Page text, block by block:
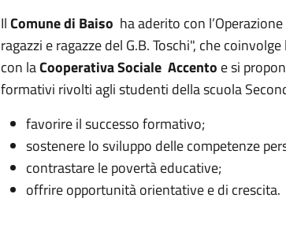
IlComune di Baiso ha aderito con
ragazzi e ragazze del G.B. Toschi", che
con laCooperativa Sociale Accento e si
formativi rivolti agli studenti della scuola
favorire il successo formativo;
sostenere lo sviluppo delle competenze
contrastare le povertà educative;
offrire opportunità orientative e di crescita.